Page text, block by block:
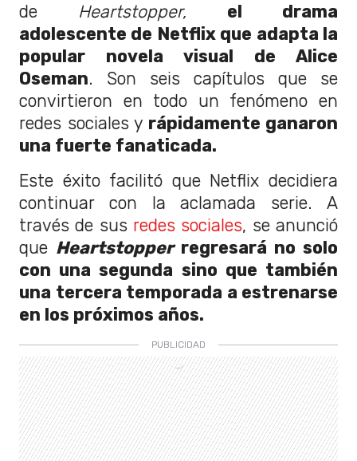
de Heartstopper, el drama
adolescente de Netflix que adapta la
popular novela visual de Alice
Oseman. Son seis capítulos que se
convirtieron en todo un fenómeno en
redes sociales y rápidamente ganaron
una fuerte fanaticada.
Este éxito facilitó que Netflix decidiera
continuar con la aclamada serie. A
través de sus redes sociales, se anunció
que Heartstopper regresará no solo
con una segunda sino que también
una tercera temporada a estrenarse
en los próximos años.